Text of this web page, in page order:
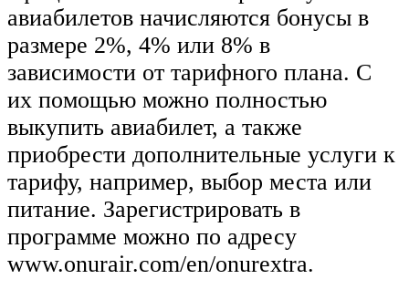
авиабилетов начисляются бонусы в
размере 2%, 4% или 8% в
зависимости от тарифного плана. С
их помощью можно полностью
выкупить авиабилет, а также
приобрести дополнительные услуги к
тарифу, например, выбор места или
питание. Зарегистрировать в
программе можно по адресу
www.onurair.com/en/onurextra.